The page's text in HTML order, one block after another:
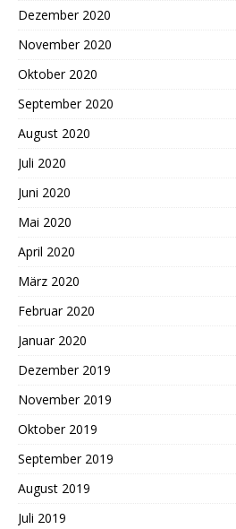
Dezember 2020
November 2020
Oktober 2020
September 2020
August 2020
Juli 2020
Juni 2020
Mai 2020
April 2020
März 2020
Februar 2020
Januar 2020
Dezember 2019
November 2019
Oktober 2019
September 2019
August 2019
Juli 2019